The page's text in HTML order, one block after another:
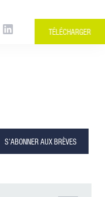
TÉLÉCHARGER
S'ABONNER AUX BRÈVES